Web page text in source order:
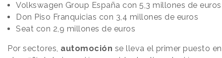
Volkswagen Group España con 5,3 millones de euros
Don Piso Franquicias con 3,4 millones de euros
Seat con 2,9 millones de euros
Por sectores, automoción se lleva el primer puesto